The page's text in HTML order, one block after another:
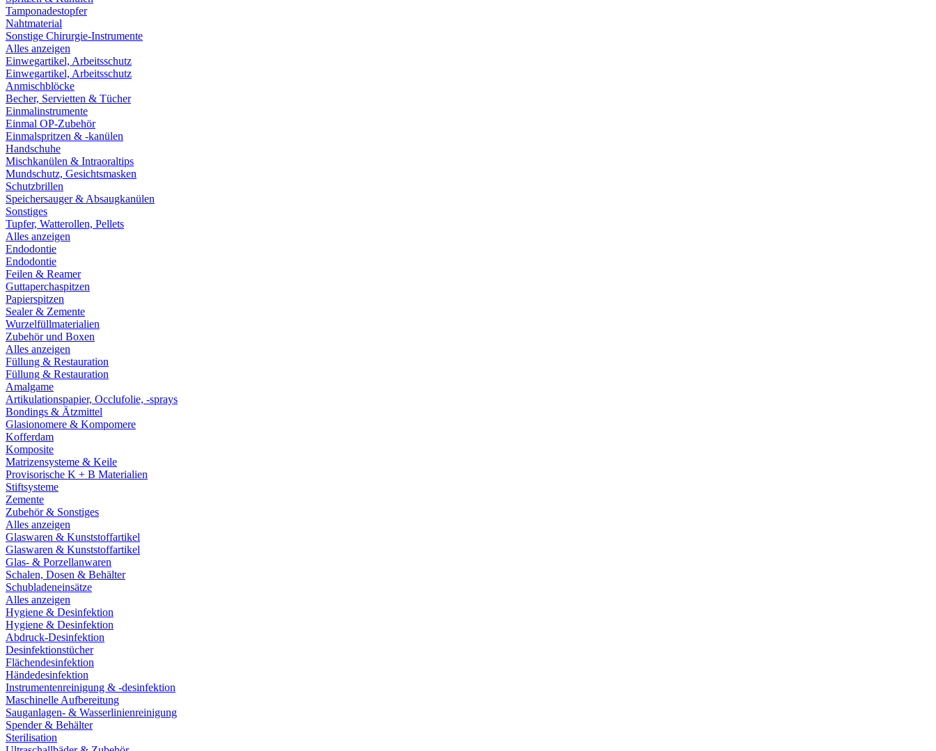
Tamponadestopfer
Nahtmaterial
Sonstige Chirurgie-Instrumente
Alles anzeigen
Einwegartikel, Arbeitsschutz
Einwegartikel, Arbeitsschutz
Anmischblöcke
Becher, Servietten & Tücher
Einmalinstrumente
Einmal OP-Zubehör
Einmalspritzen & -kanülen
Handschuhe
Mischkanülen & Intraoraltips
Mundschutz, Gesichtsmasken
Schutzbrillen
Speichersauger & Absaugkanülen
Sonstiges
Tupfer, Watterollen, Pellets
Alles anzeigen
Endodontie
Endodontie
Feilen & Reamer
Guttaperchaspitzen
Papierspitzen
Sealer & Zemente
Wurzelfüllmaterialien
Zubehör und Boxen
Alles anzeigen
Füllung & Restauration
Füllung & Restauration
Amalgame
Artikulationspapier, Occlufolie, -sprays
Bondings & Ätzmittel
Glasionomere & Kompomere
Kofferdam
Komposite
Matrizensysteme & Keile
Provisorische K + B Materialien
Stiftsysteme
Zemente
Zubehör & Sonstiges
Alles anzeigen
Glaswaren & Kunststoffartikel
Glaswaren & Kunststoffartikel
Glas- & Porzellanwaren
Schalen, Dosen & Behälter
Schubladeneinsätze
Alles anzeigen
Hygiene & Desinfektion
Hygiene & Desinfektion
Abdruck-Desinfektion
Desinfektionstücher
Flächendesinfektion
Händedesinfektion
Instrumentenreinigung & -desinfektion
Maschinelle Aufbereitung
Sauganlagen- & Wasserlinienreinigung
Spender & Behälter
Sterilisation